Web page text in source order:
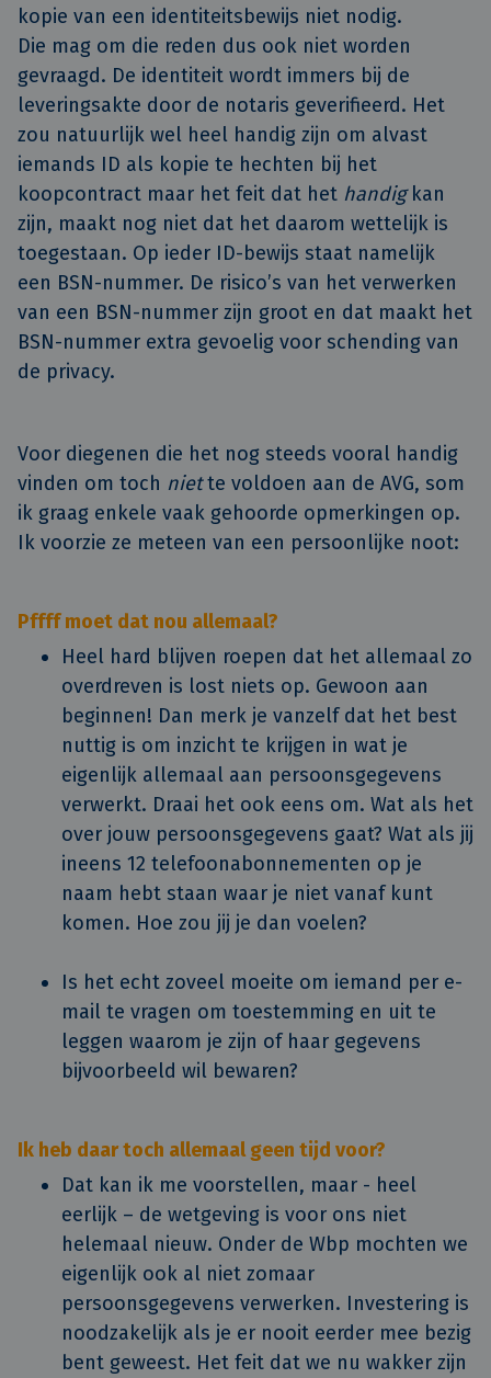
kopie van een identiteitsbewijs niet nodig.
Die mag om die reden dus ook niet worden
gevraagd. De identiteit wordt immers bij de
leveringsakte door de notaris geverifieerd. Het
zou natuurlijk wel heel handig zijn om alvast
iemands ID als kopie te hechten bij het
koopcontract maar het feit dat het handig kan
zijn, maakt nog niet dat het daarom wettelijk is
toegestaan. Op ieder ID-bewijs staat namelijk
een BSN-nummer. De risico’s van het verwerken
van een BSN-nummer zijn groot en dat maakt het
BSN-nummer extra gevoelig voor schending van
de privacy.
Voor diegenen die het nog steeds vooral handig
vinden om toch niette voldoen aan de AVG, som
ik graag enkele vaak gehoorde opmerkingen op.
Ik voorzie ze meteen van een persoonlijke noot:
Pffff moet dat nou allemaal?
Heel hard blijven roepen dat het allemaal zo
overdreven is lost niets op. Gewoon aan
beginnen! Dan merk je vanzelf dat het best
nuttig is om inzicht te krijgen in wat je
eigenlijk allemaal aan persoonsgegevens
verwerkt. Draai het ook eens om. Wat als het
over jouw persoonsgegevens gaat? Wat als jij
ineens 12 telefoonabonnementen op je
naam hebt staan waar je niet vanaf kunt
komen. Hoe zou jij je dan voelen?
Is het echt zoveel moeite om iemand per e-
mail te vragen om toestemming en uit te
leggen waarom je zijn of haar gegevens
bijvoorbeeld wil bewaren?
Ik heb daar toch allemaal geen tijd voor?
Dat kan ik me voorstellen, maar - heel
eerlijk – de wetgeving is voor ons niet
helemaal nieuw. Onder de Wbp mochten we
eigenlijk ook al niet zomaar
persoonsgegevens verwerken. Investering is
noodzakelijk als je er nooit eerder mee bezig
bent geweest. Het feit dat we nu wakker zijn